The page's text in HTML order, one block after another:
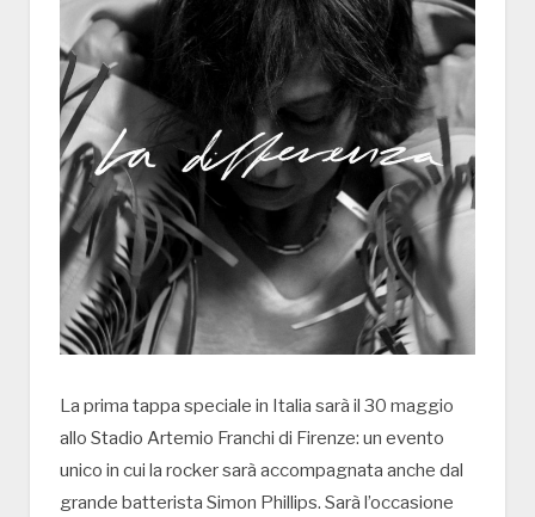
La prima tappa speciale in Italia sarà il 30 maggio
allo Stadio Artemio Franchi di Firenze: un evento
unico in cui la rocker sarà accompagnata anche dal
grande batterista Simon Phillips. Sarà l’occasione